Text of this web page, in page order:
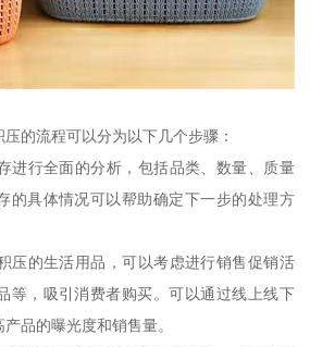
的流程可以分为以下几个步骤：
进行全面的分析，包括品类、数量、质量
的具体情况可以帮助确定下一步的处理方
压的生活用品，可以考虑进行销售促销活
等，吸引消费者购买。可以通过线上线下
品的曝光度和销售量。